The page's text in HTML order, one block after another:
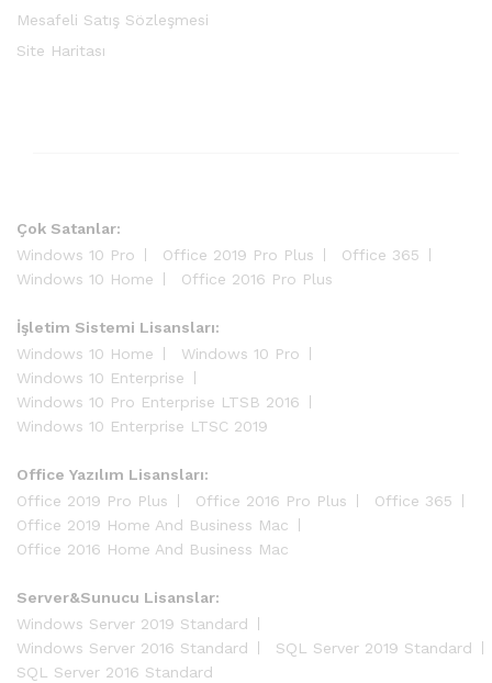
Mesafeli Satış Sözleşmesi
Site Haritası
Çok Satanlar:
Windows 10 Pro
Office 2019 Pro Plus
Office 365
Windows 10 Home
Office 2016 Pro Plus
İşletim Sistemi Lisansları:
Windows 10 Home
Windows 10 Pro
Windows 10 Enterprise
Windows 10 Pro Enterprise LTSB 2016
Windows 10 Enterprise LTSC 2019
Office Yazılım Lisansları:
Office 2019 Pro Plus
Office 2016 Pro Plus
Office 365
Office 2019 Home And Business Mac
Office 2016 Home And Business Mac
Server&Sunucu Lisanslar:
Windows Server 2019 Standard
Windows Server 2016 Standard
SQL Server 2019 Standard
SQL Server 2016 Standard